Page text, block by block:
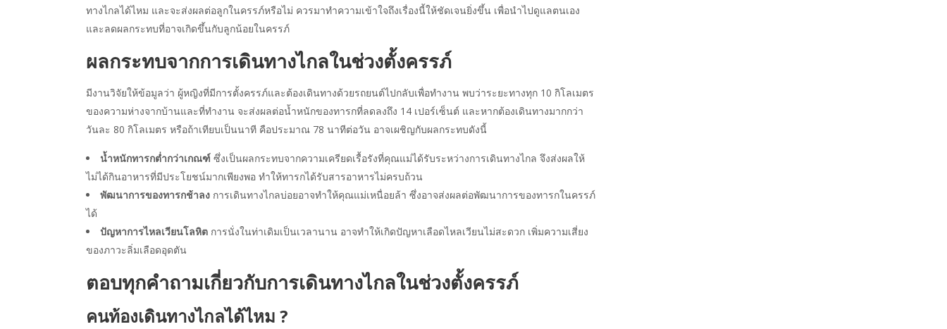
ทางไกลได้ไหม และจะส่งผลต่อลูกในครรภ์หรือไม่ ควรมาทำความเข้าใจถึงเรื่องนี้ให้ชัดเจนยิ่งขึ้น เพื่อนำไปดูแลตนเอง
และลดผลกระทบที่อาจเกิดขึ้นกับลูกน้อยในครรภ์
ผลกระทบจากการเดินทางไกลในช่วงตั้งครรภ์
มีงานวิจัยให้ข้อมูลว่า ผู้หญิงที่มีการตั้งครรภ์และต้องเดินทางด้วยรถยนต์ไปกลับเพื่อทำงาน พบว่าระยะทางทุก 10 กิโลเมตร
ของความห่างจากบ้านและที่ทำงาน จะส่งผลต่อน้ำหนักของทารกที่ลดลงถึง 14 เปอร์เซ็นต์ และหากต้องเดินทางมากกว่า
วันละ 80 กิโลเมตร หรือถ้าเทียบเป็นนาที คือประมาณ 78 นาทีต่อวัน อาจเผชิญกับผลกระทบดังนี้
น้ำหนักทารกต่ำกว่าเกณฑ์ ซึ่งเป็นผลกระทบจากความเครียดเรื้อรังที่คุณแม่ได้รับระหว่างการเดินทางไกล จึงส่งผลให้
ไม่ได้กินอาหารที่มีประโยชน์มากเพียงพอ ทำให้ทารกได้รับสารอาหารไม่ครบถ้วน
พัฒนาการของทารกช้าลง การเดินทางไกลบ่อยอาจทำให้คุณแม่เหนื่อยล้า ซึ่งอาจส่งผลต่อพัฒนาการของทารกในครรภ์
ได้
ปัญหาการไหลเวียนโลหิต การนั่งในท่าเดิมเป็นเวลานาน อาจทำให้เกิดปัญหาเลือดไหลเวียนไม่สะดวก เพิ่มความเสี่ยง
ของภาวะลิ่มเลือดอุดตัน
ตอบทุกคำถามเกี่ยวกับการเดินทางไกลในช่วงตั้งครรภ์
คนท้องเดินทางไกลได้ไหม ?